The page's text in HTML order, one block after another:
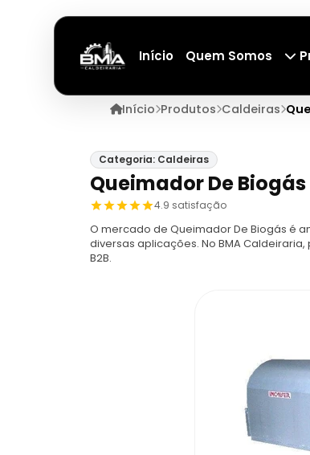
Início Quem Somos
Início Produtos Caldeiras
Categoria: Caldeiras
Queimador De Biogás
4.9 satisfação
O mercado de Queimador De Biogás é
diversas aplicações. No BMA
B2B.